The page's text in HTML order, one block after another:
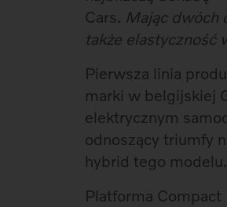
Cars. Mając dwóch
także elastyczność
Pierwsza linia
marki w belgijskiej
elektrycznym
odnoszący triumfy
hybrid tego modelu.
Platforma